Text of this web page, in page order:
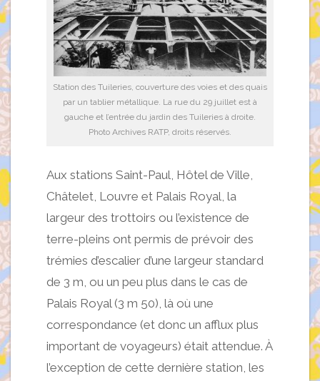
Station des Tuileries, couverture des voies et des quais
par un tablier métallique. La rue du 29 juillet est à
gauche et l’entrée du jardin des Tuileries à droite.
Photo Archives RATP, droits réservés.
Aux stations Saint-Paul, Hôtel de Ville,
Châtelet, Louvre et Palais Royal, la
largeur des trottoirs ou l’existence de
terre-pleins ont permis de prévoir des
trémies d’escalier d’une largeur standard
de 3 m, ou un peu plus dans le cas de
Palais Royal (3 m 50), là où une
correspondance (et donc un afflux plus
important de voyageurs) était attendue. À
l’exception de cette dernière station, les